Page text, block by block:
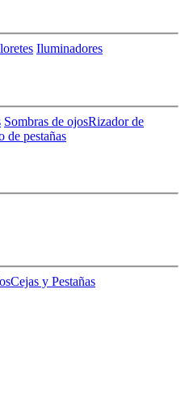
Iluminadores
Sombras de ojosRizador de
de pestañas
Cejas y Pestañas